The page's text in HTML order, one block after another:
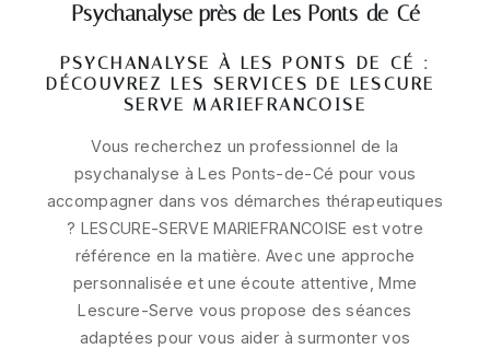
Psychanalyse près de Les Ponts-de-Cé
PSYCHANALYSE À LES PONTS-DE-CÉ :
DÉCOUVREZ LES SERVICES DE LESCURE-
SERVE MARIEFRANCOISE
Vous recherchez un professionnel de la
psychanalyse à Les Ponts-de-Cé pour vous
accompagner dans vos démarches thérapeutiques
? LESCURE-SERVE MARIEFRANCOISE est votre
référence en la matière. Avec une approche
personnalisée et une écoute attentive, Mme
Lescure-Serve vous propose des séances
adaptées pour vous aider à surmonter vos